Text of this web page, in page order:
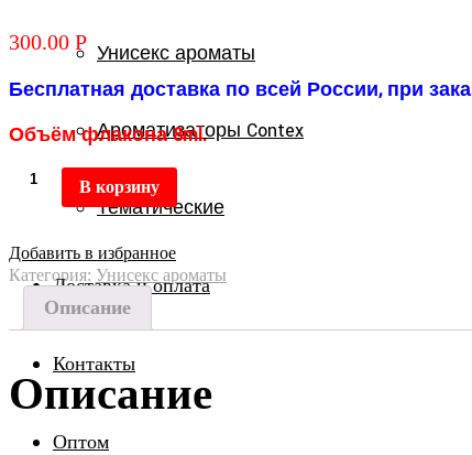
Унисекс ароматы
Ароматизаторы Contex
Тематические
Доставка и оплата
Контакты
Оптом
300.00 Р
Бесплатная доставка по всей России, при
Объём флакона 8ml.
В корзину
Добавить в избранное
Категория: Унисекс ароматы
Описание
Описание